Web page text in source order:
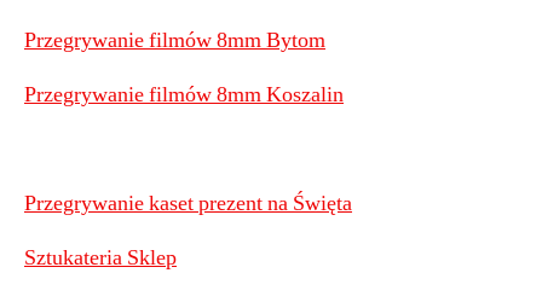
Przegrywanie filmów 8mm Bytom
Przegrywanie filmów 8mm Koszalin
Przegrywanie kaset prezent na Święta
Sztukateria Sklep